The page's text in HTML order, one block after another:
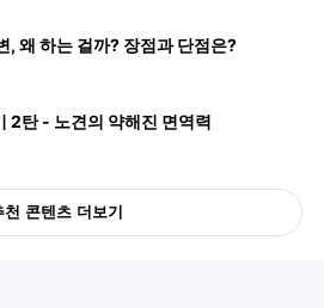
, 왜 하는 걸까? 장점과 단점은?
2탄 - 노견의 약해진 면역력
천 콘텐츠 더보기